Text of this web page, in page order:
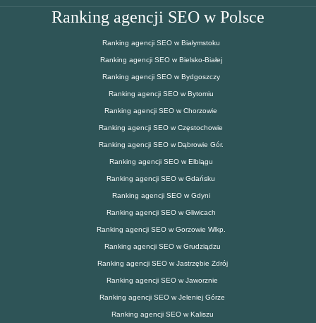
Ranking agencji SEO w Polsce
Ranking agencji SEO w Białymstoku
Ranking agencji SEO w Bielsko-Białej
Ranking agencji SEO w Bydgoszczy
Ranking agencji SEO w Bytomiu
Ranking agencji SEO w Chorzowie
Ranking agencji SEO w Częstochowie
Ranking agencji SEO w Dąbrowie Gór.
Ranking agencji SEO w Elblągu
Ranking agencji SEO w Gdańsku
Ranking agencji SEO w Gdyni
Ranking agencji SEO w Gliwicach
Ranking agencji SEO w Gorzowie Wlkp.
Ranking agencji SEO w Grudziądzu
Ranking agencji SEO w Jastrzębie Zdrój
Ranking agencji SEO w Jaworznie
Ranking agencji SEO w Jeleniej Górze
Ranking agencji SEO w Kaliszu